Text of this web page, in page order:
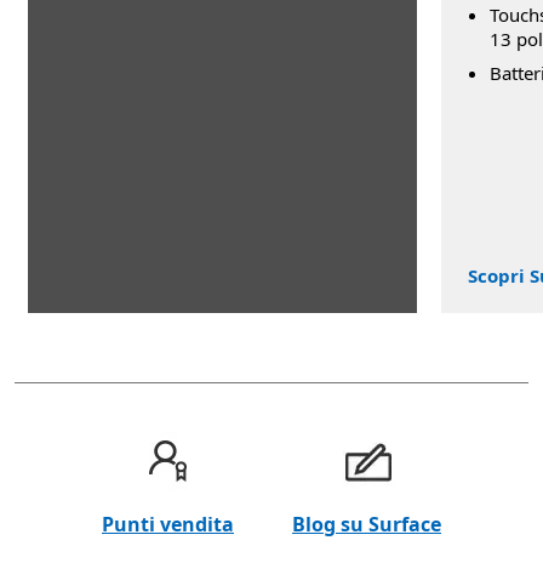
13
Scopri
Punti vendita Blog su Surface